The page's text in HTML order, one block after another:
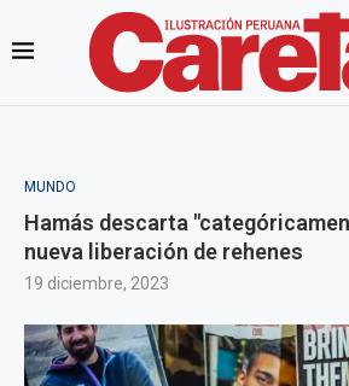
MUNDO
Hamás descarta
nueva liberación de rehenes
19 diciembre, 2023